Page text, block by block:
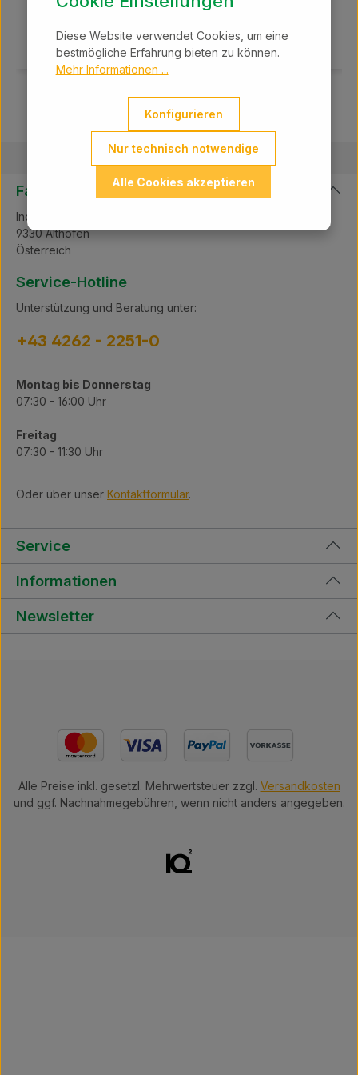
Farmland GmbH
Industriepark Süd B12
9330 Althofen
Österreich
Service-Hotline
Unterstützung und Beratung unter:
+43 4262 - 2251-0
Montag bis Donnerstag
07:30 - 16:00 Uhr
Freitag
07:30 - 11:30 Uhr
Oder über unser Kontaktformular.
Service
Informationen
Newsletter
Alle Preise inkl. gesetzl. Mehrwertsteuer zzgl. Versandkosten
und ggf. Nachnahmegebühren, wenn nicht anders angegeben.
Diese Website verwendet Cookies, um eine
bestmögliche Erfahrung bieten zu können.
Mehr Informationen ...
Nur technisch notwendige
Konfigurieren
Alle Cookies akzeptieren